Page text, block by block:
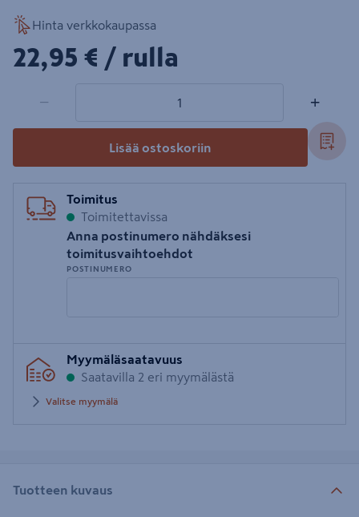
Hinta verkkokaupassa
22,95€/rulla
22,95 € / rulla
− +
Lisää ostoskoriin
Toimitus
Toimitettavissa
Anna postinumero nähdäksesi
toimitusvaihtoehdot
POSTINUMERO
postinumero
Myymäläsaatavuus
Saatavilla 2 eri myymälästä
Valitse myymälä
Tuotteen kuvaus